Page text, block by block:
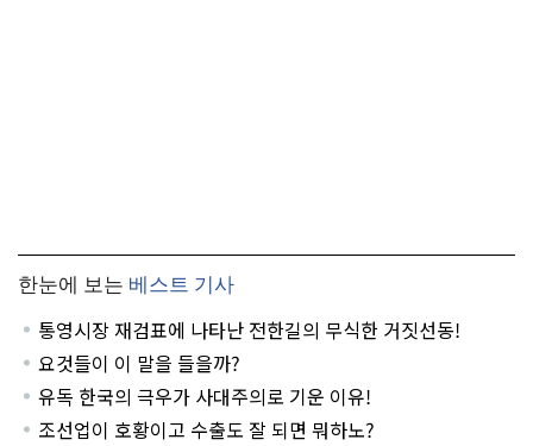
한눈에 보는 베스트 기사
통영시장 재검표에 나타난 전한길의 무식한 거짓선동!
요것들이 이 말을 들을까?
유독 한국의 극우가 사대주의로 기운 이유!
조선업이 호황이고 수출도 잘 되면 뭐하노?